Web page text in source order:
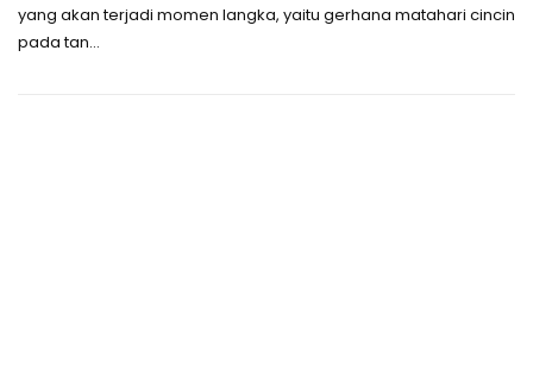
yang akan terjadi momen langka, yaitu gerhana matahari cincin
pada tan...